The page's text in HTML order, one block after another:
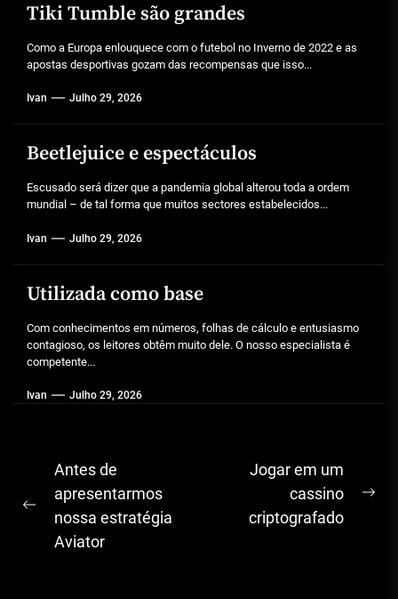
Tiki Tumble são grandes
Como a Europa enlouquece com o futebol no Inverno de 2022 e as
apostas desportivas gozam das recompensas que isso...
Ivan Julho 29, 2026
Beetlejuice e espectáculos
Escusado será dizer que a pandemia global alterou toda a ordem
mundial – de tal forma que muitos sectores estabelecidos...
Ivan Julho 29, 2026
Utilizada como base
Com conhecimentos em números, folhas de cálculo e entusiasmo
contagioso, os leitores obtêm muito dele. O nosso especialista é
competente...
Ivan Julho 29, 2026
Navegação
de
artigos
Previous
post:
Antes de
apresentarmos
nossa estratégia
Aviator
Jogar em um
cassino
criptografado